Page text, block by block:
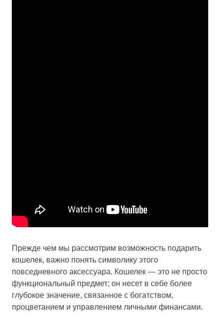
Прежде чем мы рассмотрим возможность подарить
кошелек, важно понять символику этого
повседневного аксессуара. Кошелек — это не просто
функциональный предмет; он несет в себе более
глубокое значение, связанное с богатством,
процветанием и управлением личными финансами.